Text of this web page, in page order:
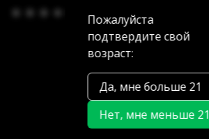
(0) В избранное
Пожалуйста
подтвердите свой
возраст:
Да, мне больше 21
Нет, мне меньше 21